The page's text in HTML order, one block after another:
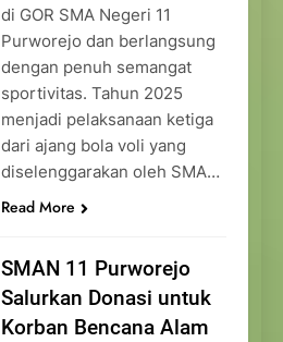
di GOR SMA Negeri 11
Purworejo dan berlangsung
dengan penuh semangat
sportivitas. Tahun 2025
menjadi pelaksanaan ketiga
dari ajang bola voli yang
diselenggarakan oleh SMA…
Read More
SMAN 11 Purworejo
Salurkan Donasi untuk
Korban Bencana Alam